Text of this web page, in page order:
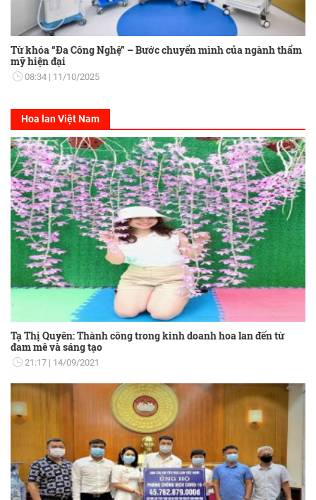
Từ khóa “Đa Công Nghệ” – Bước chuyển mình của ngành thẩm
mỹ hiện đại
08:34 11/10/2025
Hoa lan Việt Nam
Tạ Thị Quyên: Thành công trong kinh doanh hoa lan đến từ
đam mê và sáng tạo
21:17 14/09/2021